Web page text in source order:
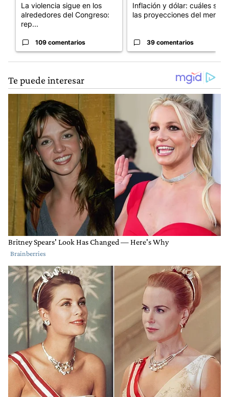
La violencia sigue en los
alrededores del Congreso:
rep...
109 comentarios
Inflación y dólar: cuáles son
las proyecciones del merc...
39 comentarios